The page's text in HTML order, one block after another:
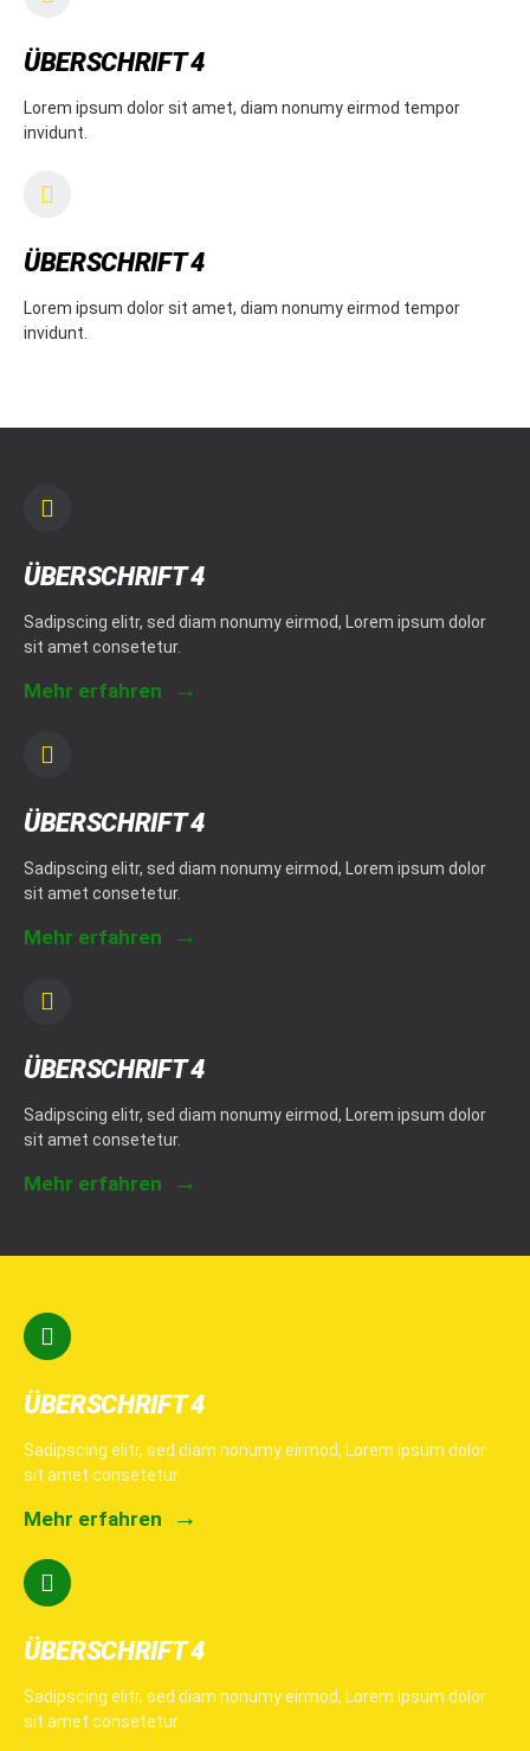
ÜBERSCHRIFT 4
Lorem ipsum dolor sit amet, diam nonumy eirmod tempor
invidunt.
ÜBERSCHRIFT 4
Lorem ipsum dolor sit amet, diam nonumy eirmod tempor
invidunt.
ÜBERSCHRIFT 4
Sadipscing elitr, sed diam nonumy eirmod, Lorem ipsum dolor
sit amet consetetur.
Mehr erfahren
ÜBERSCHRIFT 4
Sadipscing elitr, sed diam nonumy eirmod, Lorem ipsum dolor
sit amet consetetur.
Mehr erfahren
ÜBERSCHRIFT 4
Sadipscing elitr, sed diam nonumy eirmod, Lorem ipsum dolor
sit amet consetetur.
Mehr erfahren
ÜBERSCHRIFT 4
Sadipscing elitr, sed diam nonumy eirmod, Lorem ipsum dolor
sit amet consetetur.
Mehr erfahren
ÜBERSCHRIFT 4
Sadipscing elitr, sed diam nonumy eirmod, Lorem ipsum dolor
sit amet consetetur.